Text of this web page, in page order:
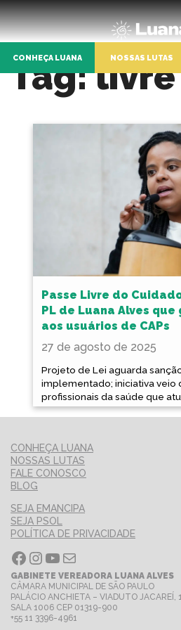
CONHEÇA LUANA NOSSAS LUTAS
Tag:livre
Passe Livre do
PL de Luana Alves
aos usuários de CAPs
27 de agosto de 2025
Projeto de Lei aguarda
implementado; iniciativa veio
profissionais da saúde que
CONHEÇA LUANA
NOSSAS LUTAS
FALE CONOSCO
BLOG
SEJA EMANCIPA
SEJA PSOL
POLÍTICA DE PRIVACIDADE
Facebook InstagramYoutube E-mail
GABINETE VEREADORA LUANA ALVES
CÂMARA MUNICIPAL DE SÃO PAULO
PALÁCIO ANCHIETA – VIADUTO JACAREÍ,
SALA 1006 CEP 01319-900
+55 11 3396-4961